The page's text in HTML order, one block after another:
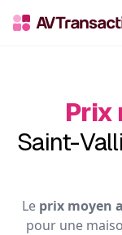
Prix
Saint-
Le prix moyen
pour une